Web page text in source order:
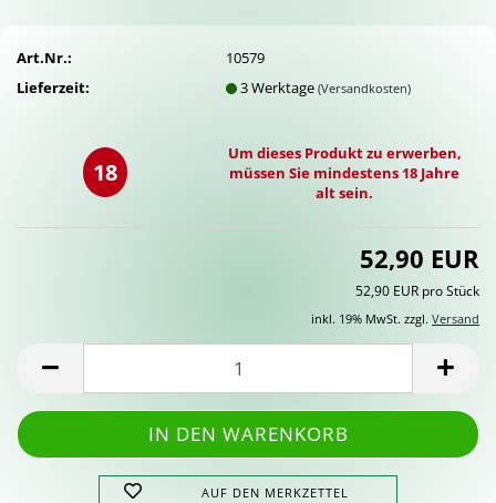
Art.Nr.:
10579
Lieferzeit:
3 Werktage(Versandkosten)
18
Um dieses Produkt zu erwerben,
müssen Sie mindestens 18 Jahre
alt sein.
52,90 EUR
52,90 EUR pro Stück
inkl. 19% MwSt. zzgl. Versand
AUF DEN MERKZETTEL